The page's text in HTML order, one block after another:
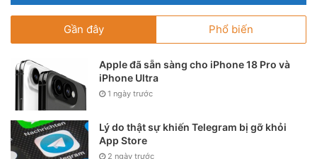
Gần đây Phổ biến
Apple đã sẵn sàng cho iPhone 18 Pro và
iPhone Ultra
1 ngày trước
Lý do thật sự khiến Telegram bị gỡ khỏi
App Store
2 ngày trước